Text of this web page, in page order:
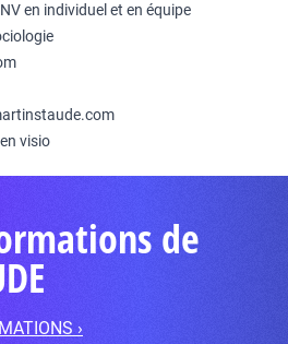
en individuel et en équipe
visio
de
›